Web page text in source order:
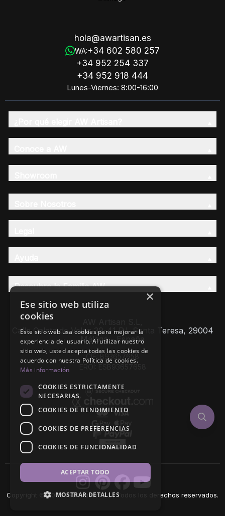
hola@awartisan.es
WA:+34 602 580 257
+34 952 254 337
+34 952 918 444
Lunes-Viernes: 8:00-16:00
Descubre la Familia AW
Calle Caleta de Velez 39-41 P.I. Santa Teresa, 29004
Málaga - España
CIF: B93657658
Copyright © 2026 AW Artisan S.L., Todos los derechos reservados.
×
Ese sitio web utiliza
cookies
Este sitio web usa cookies para mejorar la
experiencia del usuario. Al utilizar nuestro
sitio web, usted acepta todas las cookies de
acuerdo con nuestra Política de cookies.
Más información
COOKIES ESTRICTAMENTE
NECESARIAS
COOKIES DE RENDIMIENTO
COOKIES DE PREFERENCIAS
COOKIES DE FUNCIONALIDAD
ACEPTAR TODO
MOSTRAR DETALLES